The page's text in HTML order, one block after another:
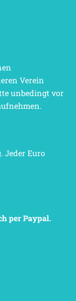
Verein
unbedingt vor
Jeder Euro
per Paypal.